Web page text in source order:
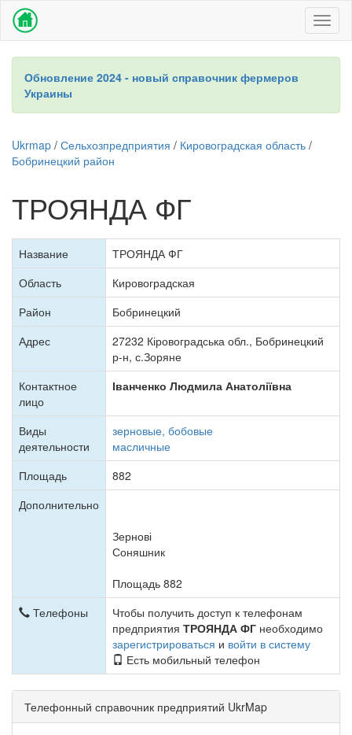
Обновление 2024 - новый справочник фермеров
Украины
Ukrmap / Сельхозпредприятия / Кировоградская область /
Бобринецкий район
ТРОЯНДА ФГ
Название
ТРОЯНДА ФГ
Область
Кировоградская
Район
Бобринецкий
Адрес
27232 Кіровоградська обл., Бобринецкий
р-н, с.Зоряне
Контактное
лицо
Іванченко Людмила Анатоліївна
Виды
деятельности
зерновые, бобовые
масличные
Площадь
882
Дополнительно
Зернові
Соняшник
Площадь 882
Телефоны
Чтобы получить доступ к телефонам
предприятия ТРОЯНДА ФГ необходимо
зарегистрироваться и войти в систему
Есть мобильный телефон
Телефонный справочник предприятий UkrMap